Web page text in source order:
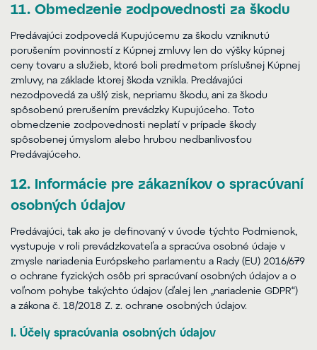
11. Obmedzenie zodpovednosti za škodu
Predávajúci zodpovedá Kupujúcemu za škodu vzniknutú
porušením povinností z Kúpnej zmluvy len do výšky kúpnej
ceny tovaru a služieb, ktoré boli predmetom príslušnej Kúpnej
zmluvy, na základe ktorej škoda vznikla. Predávajúci
nezodpovedá za ušlý zisk, nepriamu škodu, ani za škodu
spôsobenú prerušením prevádzky Kupujúceho. Toto
obmedzenie zodpovednosti neplatí v prípade škody
spôsobenej úmyslom alebo hrubou nedbanlivosťou
Predávajúceho.
12. Informácie pre zákazníkov o spracúvaní
osobných údajov
Predávajúci, tak ako je definovaný v úvode týchto Podmienok,
vystupuje v roli prevádzkovateľa a spracúva osobné údaje v
zmysle nariadenia Európskeho parlamentu a Rady (EU) 2016/679
o ochrane fyzických osôb pri spracúvaní osobných údajov a o
voľnom pohybe takýchto údajov (ďalej len „nariadenie GDPR“)
a zákona č. 18/2018 Z. z. ochrane osobných údajov.
I. Účely spracúvania osobných údajov